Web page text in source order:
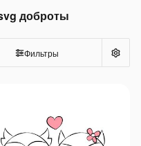
доброты
Фильтры